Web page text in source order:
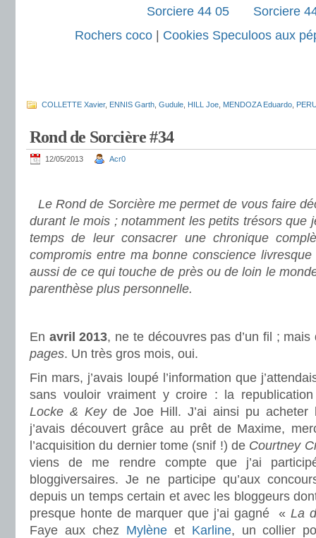
Rochers coco| Cookies Speculoos aux
COLLETTE Xavier, ENNIS Garth Gudule HILL Joe MENDOZA Eduardo
Rond de Sorcière #34
12/05/2013 Acr0
Le Rond de Sorcière me permet de vous faire
durant le mois ; notamment les petits trésors que
temps de leur consacrer une chronique
compromis entre ma bonne conscience
aussi de ce qui touche de près ou de loin le
parenthèse plus personnelle.
En avril 2013, ne te découvres pas d’un fil ;
pages. Un très gros mois, oui.
Fin mars, j’avais loupé l’information que
sans vouloir vraiment y croire : la
Locke & Keyde Joe Hill. J’ai ainsi pu acheter
j’avais découvert grâce au prêt de Maxime,
l’acquisition du dernier tome (snif !) de Courtney
viens de me rendre compte que j’ai
bloggiversaires. Je ne participe qu’aux
depuis un temps certain et avec les bloggeurs
presque honte de marquer que j’ai gagné « La
Faye aux chez Mylèneet Karline, un collier